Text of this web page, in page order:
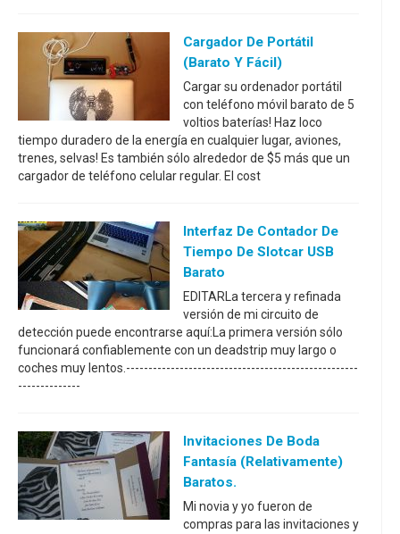
Cargador De Portátil
(barato Y Fácil)
Cargar su ordenador portátil
con teléfono móvil barato de 5
voltios baterías! Haz loco
tiempo duradero de la energía en cualquier lugar, aviones,
trenes, selvas! Es también sólo alrededor de $5 más que un
cargador de teléfono celular regular. El cost
Interfaz De Contador De
Tiempo De Slotcar USB
Barato
EDITARLa tercera y refinada
versión de mi circuito de
detección puede encontrarse aquí:La primera versión sólo
funcionará confiablemente con un deadstrip muy largo o
coches muy lentos.----------------------------------------------------
--------------
Invitaciones De Boda
Fantasía (relativamente)
Baratos.
Mi novia y yo fueron de
compras para las invitaciones y